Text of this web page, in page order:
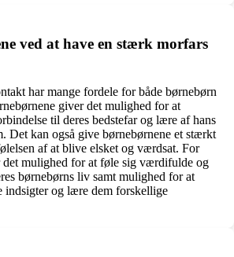
ved at have en stærk morfars
har mange fordele for både børnebørn
giver det mulighed for at
til deres bedstefar og lære af hans
Det kan også give børnebørnene et stærkt
af at blive elsket og værdsat. For
det mulighed for at føle sig værdifulde og
børnebørns liv samt mulighed for at
og lære dem forskellige